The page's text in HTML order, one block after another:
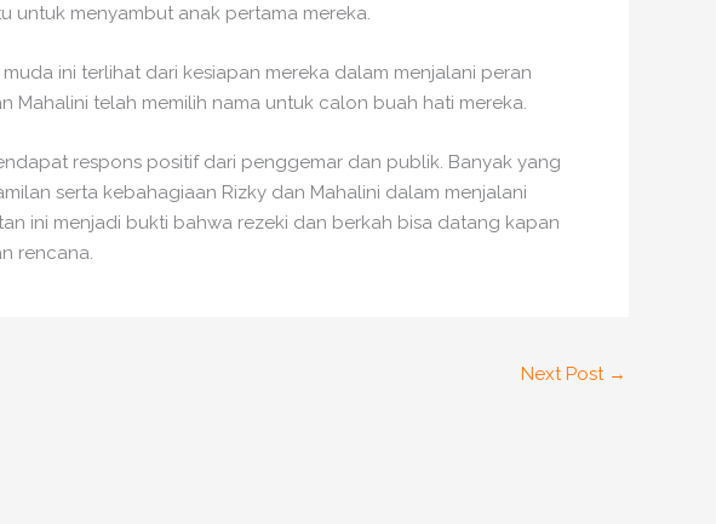
untuk menyambut anak pertama mereka.
ini terlihat dari kesiapan mereka dalam menjalani peran
Mahalini telah memilih nama untuk calon buah hati mereka.
respons positif dari penggemar dan publik. Banyak yang
serta kebahagiaan Rizky dan Mahalini dalam menjalani
ini menjadi bukti bahwa rezeki dan berkah bisa datang kapan
rencana.
Next Post →